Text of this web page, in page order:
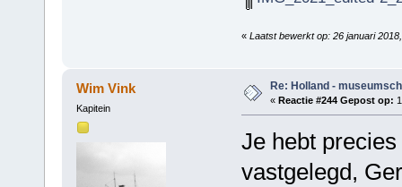
« Laatst bewerkt op: 26 januari
Wim Vink
Kapitein
Re: Holland -
« Reactie #244 Gepost op:
Je hebt
vastgelegd,